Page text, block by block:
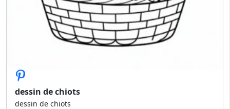
dessin de chiots
dessin de chiots